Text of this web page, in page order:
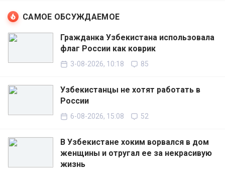
САМОЕ ОБСУЖДАЕМОЕ
Гражданка Узбекистана использовала
флаг России как коврик
3-08-2026, 10:18 85
Узбекистанцы не хотят работать в
России
6-08-2026, 15:08 52
В Узбекистане хоким ворвался в дом
женщины и отругал ее за некрасивую
жизнь